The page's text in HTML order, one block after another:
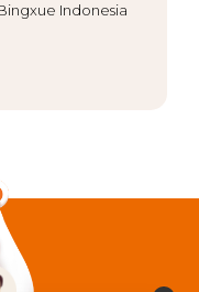
Indonesia